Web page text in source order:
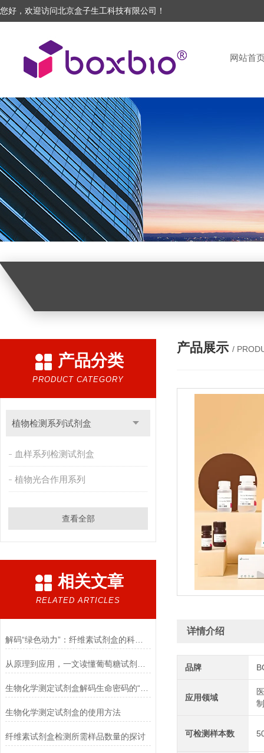
您好，欢迎访问北京盒子生工科技有限公司！
网站首
产品分类
PRODUCT CATEGORY
植物检测系列试剂盒
血样系列检测试剂盒
植物光合作用系列
查看全部
相关文章
RELATED ARTICLES
解码“绿色动力”：纤维素试剂盒的科学逻辑
生物化学测定试剂盒的使用方法
纤维素试剂盒检测所需样品数量的探讨
产品展示 /
详情介绍
品牌
应用领域
可检测样本数